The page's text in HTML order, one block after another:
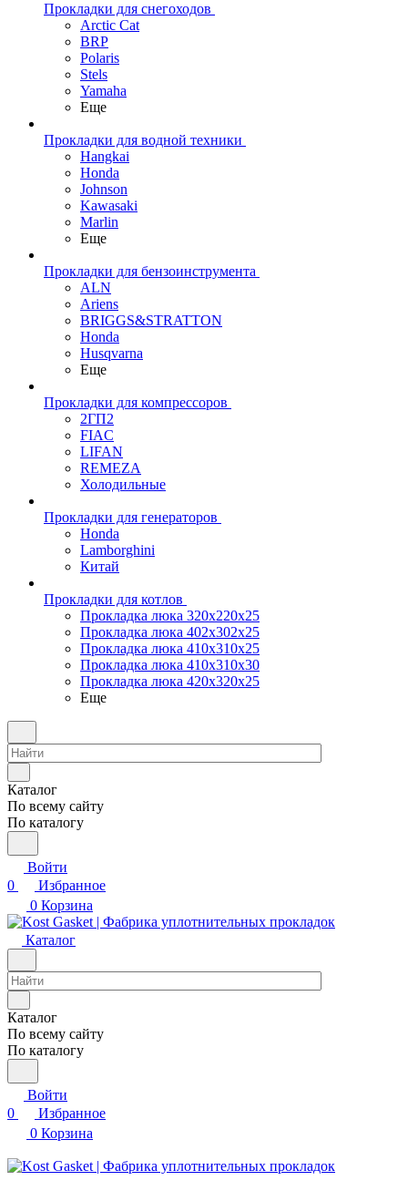
Прокладки для снегоходов
Arctic Cat
BRP
Polaris
Stels
Yamaha
Еще
Прокладки для водной техники
Hangkai
Honda
Johnson
Kawasaki
Marlin
Еще
Прокладки для бензоинструмента
ALN
Ariens
BRIGGS&STRATTON
Honda
Husqvarna
Еще
Прокладки для компрессоров
2ГП2
FIAC
LIFAN
REMEZA
Холодильные
Прокладки для генераторов
Honda
Lamborghini
Китай
Прокладки для котлов
Прокладка люка 320x220x25
Прокладка люка 402x302x25
Прокладка люка 410x310x25
Прокладка люка 410х310х30
Прокладка люка 420x320x25
Еще
Каталог
По всему сайту
По каталогу
Войти
0
Избранное
0 Корзина
Каталог
Каталог
По всему сайту
По каталогу
Войти
0
Избранное
0 Корзина